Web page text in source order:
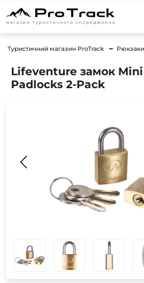
Туристичний магазин ProTrack
Lifeventure замок Mini
Padlocks 2-Pack